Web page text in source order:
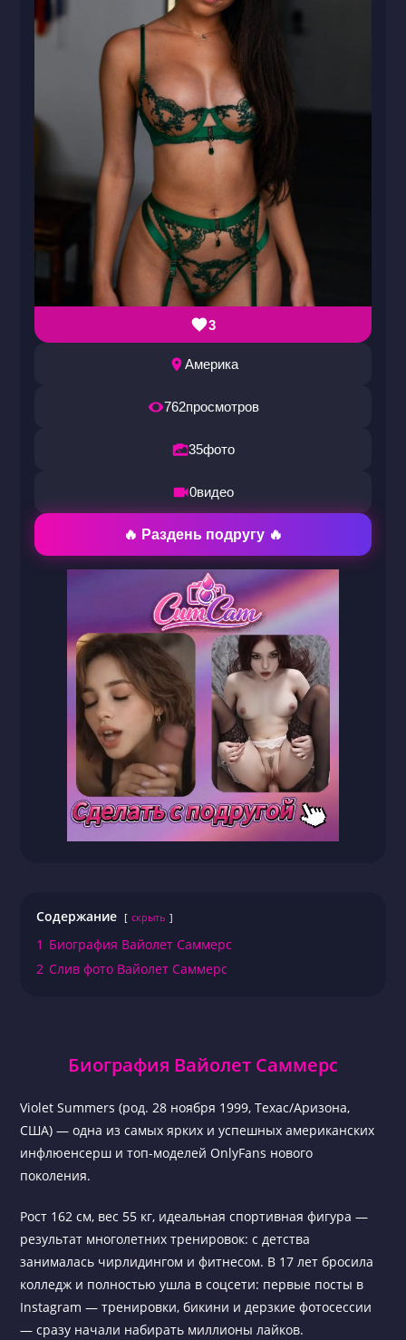
3
Америка
762просмотров
35фото
0видео
🔥 Раздень подругу 🔥
Содержание скрыть
1 Биография Вайолет Саммерс
2 Слив фото Вайолет Саммерс
Биография Вайолет Саммерс
Violet Summers (род. 28 ноября 1999, Техас/Аризона,
США) — одна из самых ярких и успешных американских
инфлюенсерш и топ-моделей OnlyFans нового
поколения.
Рост 162 см, вес 55 кг, идеальная спортивная фигура —
результат многолетних тренировок: с детства
занималась чирлидингом и фитнесом. В 17 лет бросила
колледж и полностью ушла в соцсети: первые посты в
Instagram — тренировки, бикини и дерзкие фотосессии
— сразу начали набирать миллионы лайков.